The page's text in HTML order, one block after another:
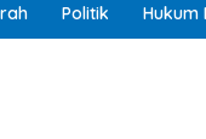
Politik Hukum